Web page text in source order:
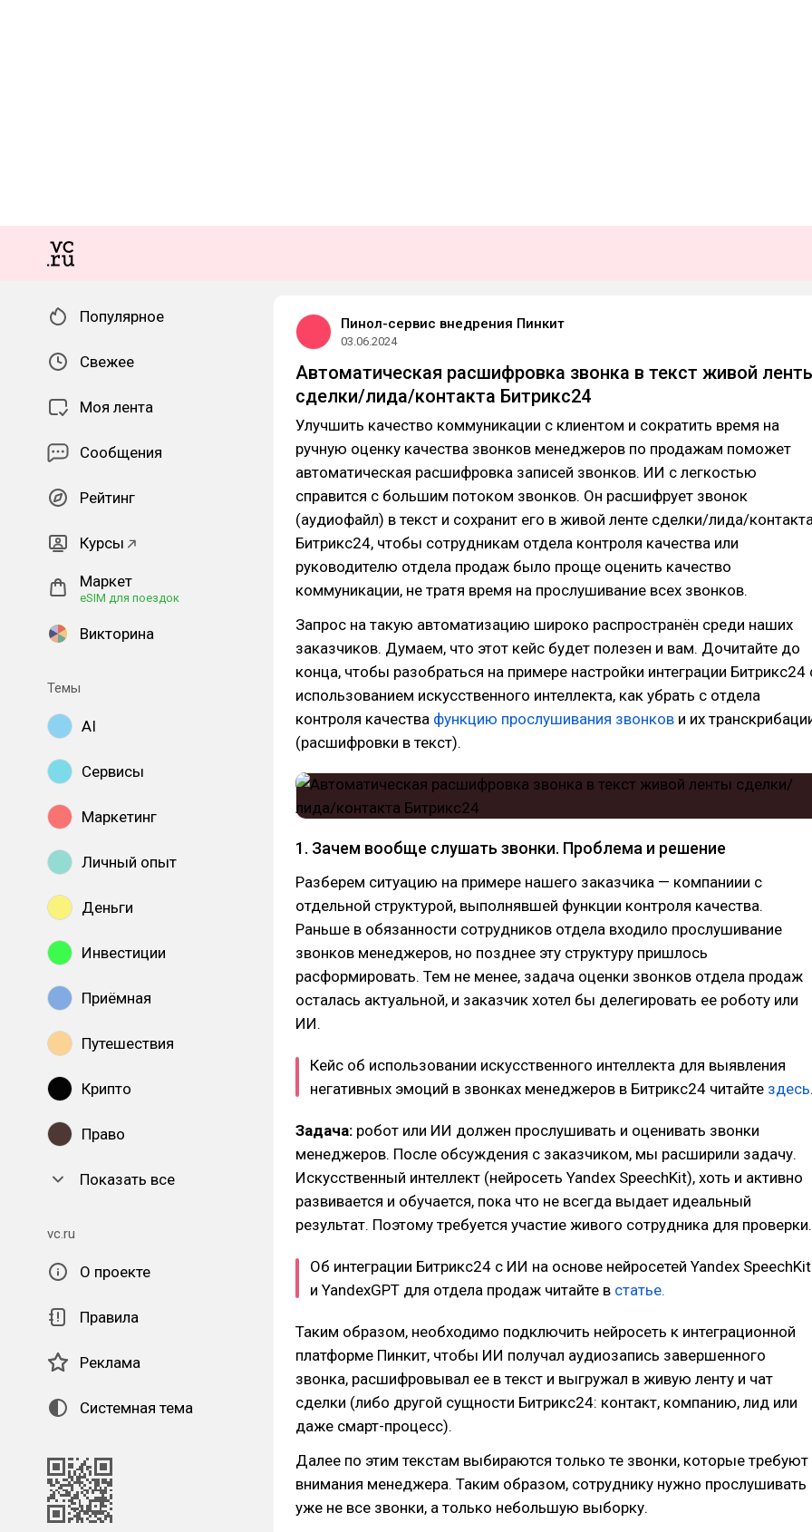
Популярное
Свежее
Моя лента
Сообщения
Рейтинг
Курсы
Маркет
eSIM для поездок
Викторина
Темы
AI
Сервисы
Маркетинг
Личный опыт
Деньги
Инвестиции
Приёмная
Путешествия
Крипто
Право
Показать все
vc.ru
О проекте
Правила
Реклама
Системная тема
Пинол-сервис внедрения Пинкит
03.06.2024
Автоматическая расшифровка звонка в текст живой
сделки/лида/контакта Битрикс24
Улучшить качество коммуникации с клиентом и сократить время на
ручную оценку качества звонков менеджеров по продажам поможет
автоматическая расшифровка записей звонков. ИИ с легкостью
справится с большим потоком звонков. Он расшифрует звонок
(аудиофайл) в текст и сохранит его в живой ленте сделки/лида/
Битрикс24, чтобы сотрудникам отдела контроля качества или
руководителю отдела продаж было проще оценить качество
коммуникации, не тратя время на прослушивание всех звонков.
Запрос на такую автоматизацию широко распространён среди наших
заказчиков. Думаем, что этот кейс будет полезен и вам. Дочитайте до
конца, чтобы разобраться на примере настройки интеграции Битрикс24
использованием искусственного интеллекта, как убрать с отдела
контроля качества функцию прослушивания звонков и их
(расшифровки в текст).
1. Зачем вообще слушать звонки. Проблема и решение
Разберем ситуацию на примере нашего заказчика — компаниии с
отдельной структурой, выполнявшей функции контроля качества.
Раньше в обязанности сотрудников отдела входило прослушивание
звонков менеджеров, но позднее эту структуру пришлось
расформировать. Тем не менее, задача оценки звонков отдела продаж
осталась актуальной, и заказчик хотел бы делегировать ее роботу или
ИИ.
Кейс об использовании искусственного интеллекта для выявления
негативных эмоций в звонках менеджеров в Битрикс24 читайте здесь
Задача: робот или ИИ должен прослушивать и оценивать звонки
менеджеров. После обсуждения с заказчиком, мы расширили задачу.
Искусственный интеллект (нейросеть Yandex SpeechKit), хоть и активно
развивается и обучается, пока что не всегда выдает идеальный
результат. Поэтому требуется участие живого сотрудника для проверки.
Об интеграции Битрикс24 с ИИ на основе нейросетей Yandex SpeechKit
и YandexGPT для отдела продаж читайте в статье.
Таким образом, необходимо подключить нейросеть к интеграционной
платформе Пинкит, чтобы ИИ получал аудиозапись завершенного
звонка, расшифровывал ее в текст и выгружал в живую ленту и чат
сделки (либо другой сущности Битрикс24: контакт, компанию, лид или
даже смарт-процесс).
Далее по этим текстам выбираются только те звонки, которые требуют
внимания менеджера. Таким образом, сотруднику нужно прослушивать
уже не все звонки, а только небольшую выборку.